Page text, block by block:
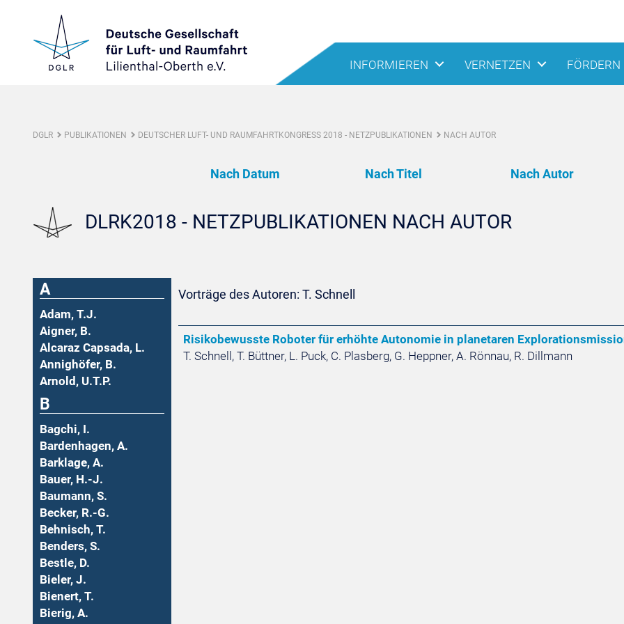
INFORMIEREN VERNETZEN FÖRDERN
DGLR PUBLIKATIONEN DEUTSCHER LUFT- UND RAUMFAHRTKONGRESS 2018 - NETZPUBLIKATIONEN NACH AUTOR
Nach Datum Nach Titel Nach Autor
DLRK2018 - NETZPUBLIKATIONEN NACH AUTOR
A
Adam, T.J.
Aigner, B.
Alcaraz Capsada, L.
Annighöfer, B.
Arnold, U.T.P.
B
Bagchi, I.
Bardenhagen, A.
Barklage, A.
Bauer, H.-J.
Baumann, S.
Becker, R.-G.
Behnisch, T.
Benders, S.
Bestle, D.
Bieler, J.
Bienert, T.
Bierig, A.
Vorträge des Autoren: T. Schnell
Risikobewusste Roboter für erhöhte Autonomie in planetaren
T. Schnell, T. Büttner, L. Puck, C. Plasberg, G. Heppner, A. Rönnau, R. Dillmann